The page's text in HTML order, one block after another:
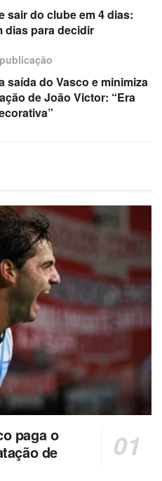
sair do clube em 4 dias:
dias para decidir
saída do Vasco e minimiza
de João Victor: “Era
paga o
de